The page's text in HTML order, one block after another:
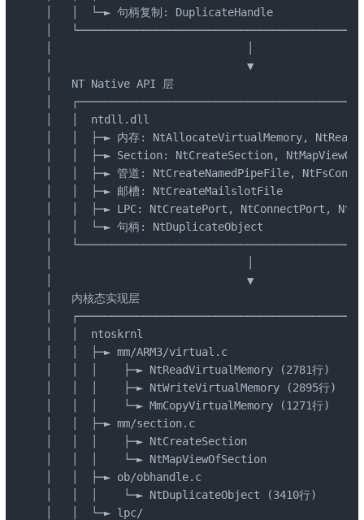
│   │  └─► 句柄复制: DuplicateHandle
│
│                              ▼
│   NT Native API 层
│
│   │  ntdll.dll
│   │  ├─► 内存: NtAllocateVirtualMemory,
│   │  ├─► Section: NtCreateSection,
│   │  ├─► 管道: NtCreateNamedPipeFile,
│   │  ├─► 邮槽: NtCreateMailslotFile
│   │  ├─► LPC: NtCreatePort, NtConnectPort,
│   │  └─► 句柄: NtDuplicateObject
│
│                              ▼
│   内核态实现层
│
│   │  ntoskrnl
│   │  ├─► mm/ARM3/virtual.c
│   │  │    ├─► NtReadVirtualMemory
│   │  │    ├─► NtWriteVirtualMemory
│   │  │    └─► MmCopyVirtualMemory
│   │  ├─► mm/section.c
│   │  │    ├─► NtCreateSection
│   │  │    └─► NtMapViewOfSection
│   │  ├─► ob/obhandle.c
│   │  │    └─► NtDuplicateObject (3410
│   │  └─► lpc/